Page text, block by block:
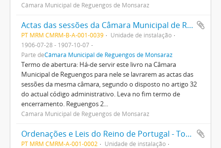
Câmara Municipal de Reguengos de Monsaraz
Actas das sessões da Câmara Municipal de Reguengos
PT MRM CMRM-B-A-001-0039
Unidade de instalação
1906-07-28 - 1907-10-07
Parte deCâmara Municipal de Reguengos de Monsaraz
Termo de abertura: Há-de servir este livro na Câmara
Municipal de Reguengos para nele se lavrarem as actas das
sessões da mesma câmara, segundo o disposto no artigo 32
do actual código administrativo. Leva no fim termo de
encerramento. Reguengos 2...
Câmara Municipal de Reguengos de Monsaraz
Ordenações e Leis do Reino de Portugal - Tomo 3, 4 e 5
PT MRM CMRM-A-001-0002
Unidade de instalação